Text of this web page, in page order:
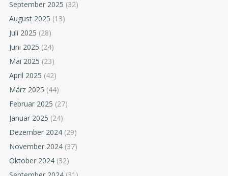
September 2025 (32)
August 2025 (13)
Juli 2025 (28)
Juni 2025 (24)
Mai 2025 (23)
April 2025 (42)
März 2025 (44)
Februar 2025 (27)
Januar 2025 (24)
Dezember 2024 (29)
November 2024 (37)
Oktober 2024 (32)